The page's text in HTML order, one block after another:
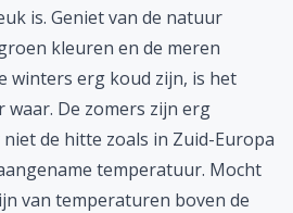
is. Geniet van de natuur
kleuren en de meren
winters erg koud zijn, is het
waar. De zomers zijn erg
de hitte zoals in Zuid-Europa
temperatuur. Mocht
van temperaturen boven de